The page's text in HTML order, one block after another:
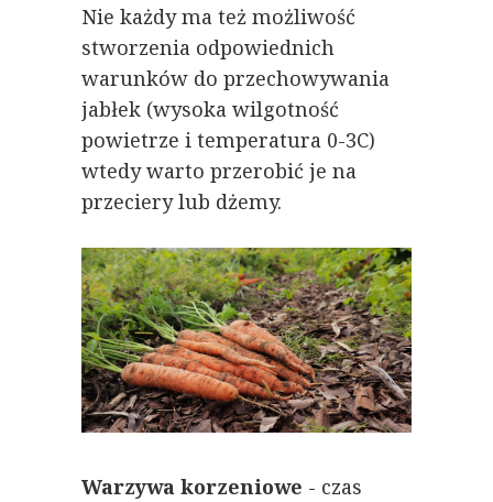
Nie każdy ma też możliwość
stworzenia odpowiednich
warunków do przechowywania
jabłek (wysoka wilgotność
powietrze i temperatura 0-3C)
wtedy warto przerobić je na
przeciery lub dżemy.
Warzywa korzeniowe - czas